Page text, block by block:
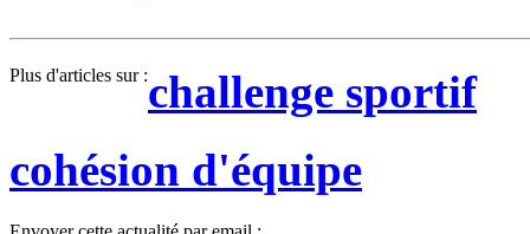
Plus d'articles sur :challenge sportif
cohésion d'équipe